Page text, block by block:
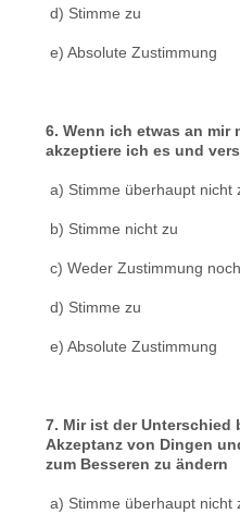
d) Stimme zu
e) Absolute Zustimmung
6. Wenn ich etwas an
akzeptiere ich es und
a) Stimme überhaupt nicht
b) Stimme nicht zu
c) Weder Zustimmung
d) Stimme zu
e) Absolute Zustimmung
7. Mir ist der Unterschied
Akzeptanz von Dingen
zum Besseren zu ändern
a) Stimme überhaupt nicht